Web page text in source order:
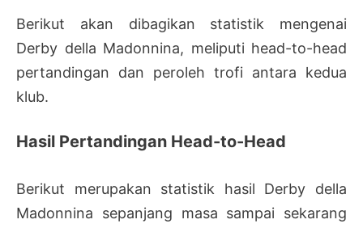
Berikut akan dibagikan statistik mengenai
Derby della Madonnina, meliputi head-to-head
pertandingan dan peroleh trofi antara kedua
klub.
Hasil Pertandingan Head-to-Head
Berikut merupakan statistik hasil Derby della
Madonnina sepanjang masa sampai sekarang